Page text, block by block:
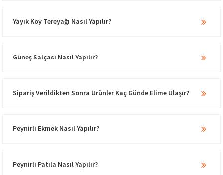
Yayık Köy Tereyağı Nasıl Yapılır?
Güneş Salçası Nasıl Yapılır?
Sipariş Verildikten Sonra Ürünler Kaç Günde Elime Ulaşır?
Peynirli Ekmek Nasıl Yapılır?
Peynirli Patila Nasıl Yapılır?